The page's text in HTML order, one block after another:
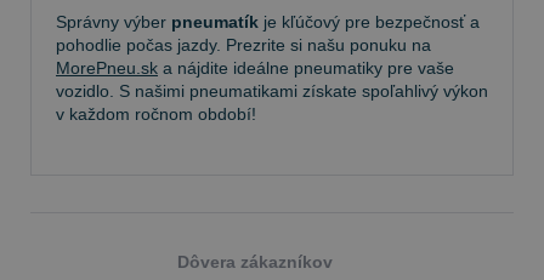
Správny výber pneumatík je kľúčový pre bezpečnosť a
pohodlie počas jazdy. Prezrite si našu ponuku na
MorePneu.sk a nájdite ideálne pneumatiky pre vaše
vozidlo. S našimi pneumatikami získate spoľahlivý výkon
v každom ročnom období!
Dôvera zákazníkov